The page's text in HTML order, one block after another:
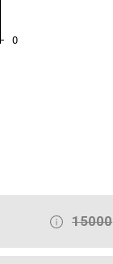
0
15000